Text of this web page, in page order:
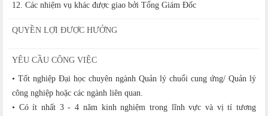
12. Các nhiệm vụ khác được giao bởi Tổng Giám Đốc
QUYỀN LỢI ĐƯỢC HƯỞNG
YÊU CẦU CÔNG VIỆC
• Tốt nghiệp Đại học chuyên ngành Quản lý chuổi cung ứng/ Quản lý
công nghiệp hoặc các ngành liên quan.
• Có ít nhất 3 - 4 năm kinh nghiệm trong lĩnh vực và vị tí tương